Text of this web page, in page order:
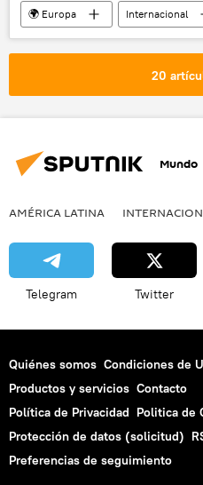
🌍 Europa Internacional
Donbás
Antón
Rusia
Unión Europea (UE)
20
Mundo
AMÉRICA LATINA
Telegram Twitter
Quiénes somos Condiciones de
Productos y servicios Contacto
Política de Privacidad Politica de
Protección de datos (solicitud)
Preferencias de seguimiento